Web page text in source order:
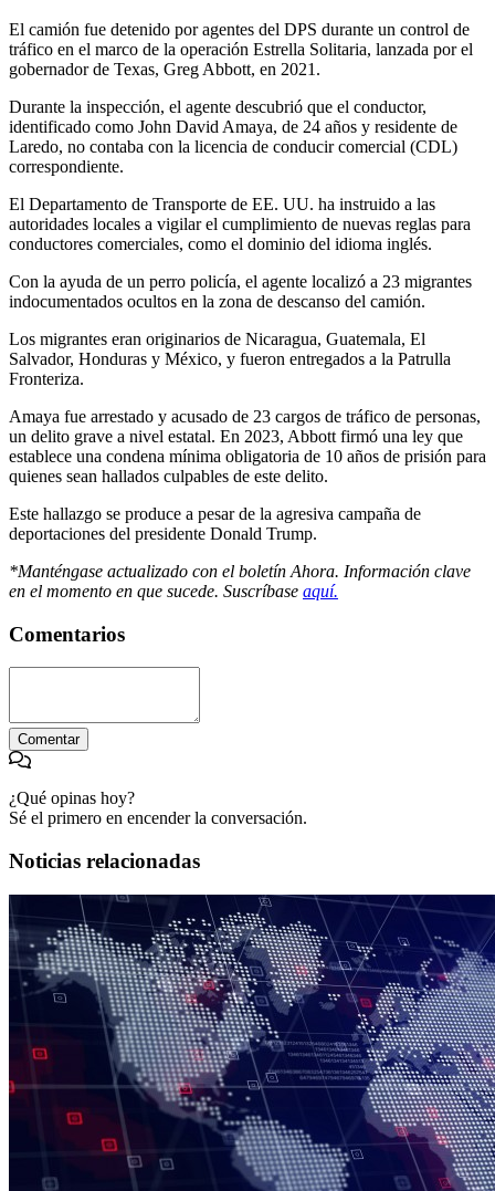
El camión fue detenido por agentes del DPS durante un control de
tráfico en el marco de la operación Estrella Solitaria, lanzada por el
gobernador de Texas, Greg Abbott, en 2021.
Durante la inspección, el agente descubrió que el conductor,
identificado como John David Amaya, de 24 años y residente de
Laredo, no contaba con la licencia de conducir comercial (CDL)
correspondiente.
El Departamento de Transporte de EE. UU. ha instruido a las
autoridades locales a vigilar el cumplimiento de nuevas reglas para
conductores comerciales, como el dominio del idioma inglés.
Con la ayuda de un perro policía, el agente localizó a 23 migrantes
indocumentados ocultos en la zona de descanso del camión.
Los migrantes eran originarios de Nicaragua, Guatemala, El
Salvador, Honduras y México, y fueron entregados a la Patrulla
Fronteriza.
Amaya fue arrestado y acusado de 23 cargos de tráfico de personas,
un delito grave a nivel estatal. En 2023, Abbott firmó una ley que
establece una condena mínima obligatoria de 10 años de prisión para
quienes sean hallados culpables de este delito.
Este hallazgo se produce a pesar de la agresiva campaña de
deportaciones del presidente Donald Trump.
*Manténgase actualizado con el boletín Ahora. Información clave
en el momento en que sucede. Suscríbase aquí.
Comentarios
Comentar
¿Qué opinas hoy?
Sé el primero en encender la conversación.
Noticias relacionadas